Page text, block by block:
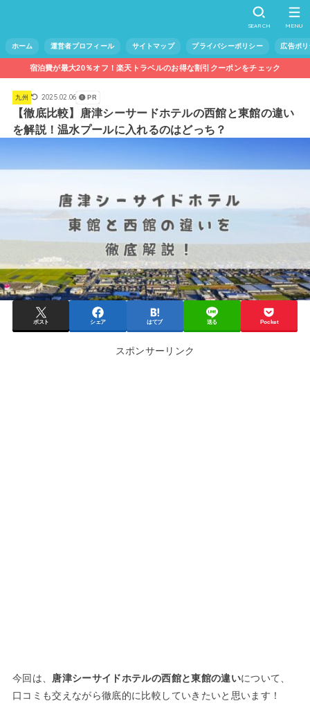
ホーム 運営者プロフィール サイトマップ プライバシーポリシー 広告ポ
SEARCH MENU
宿泊費が最大20％オフ！楽天トラベルのお得な割引クーポンをチェック
九州 2025.02.06 PR
【徹底比較】唐津シーサードホテルの西館と東館の違い
を解説！温水プールに入れるのはどっち？
ポスト シェア はてブ 送る Pocket
スポンサーリンク
今回は、 唐津シーサイドホテルの西館と東館の違いについて、
口コミも交えながら徹底的に比較していきたいと思います！